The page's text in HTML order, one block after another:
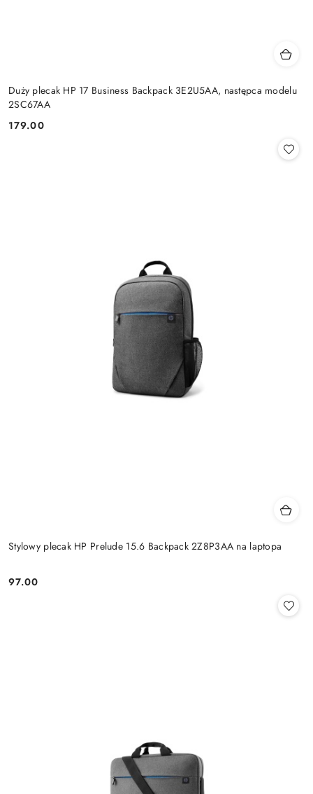
Duży plecak HP 17 Business Backpack 3E2U5AA, następca modelu
2SC67AA
Cena:
179.00
Stylowy plecak HP Prelude 15.6 Backpack 2Z8P3AA na laptopa
Cena:
97.00